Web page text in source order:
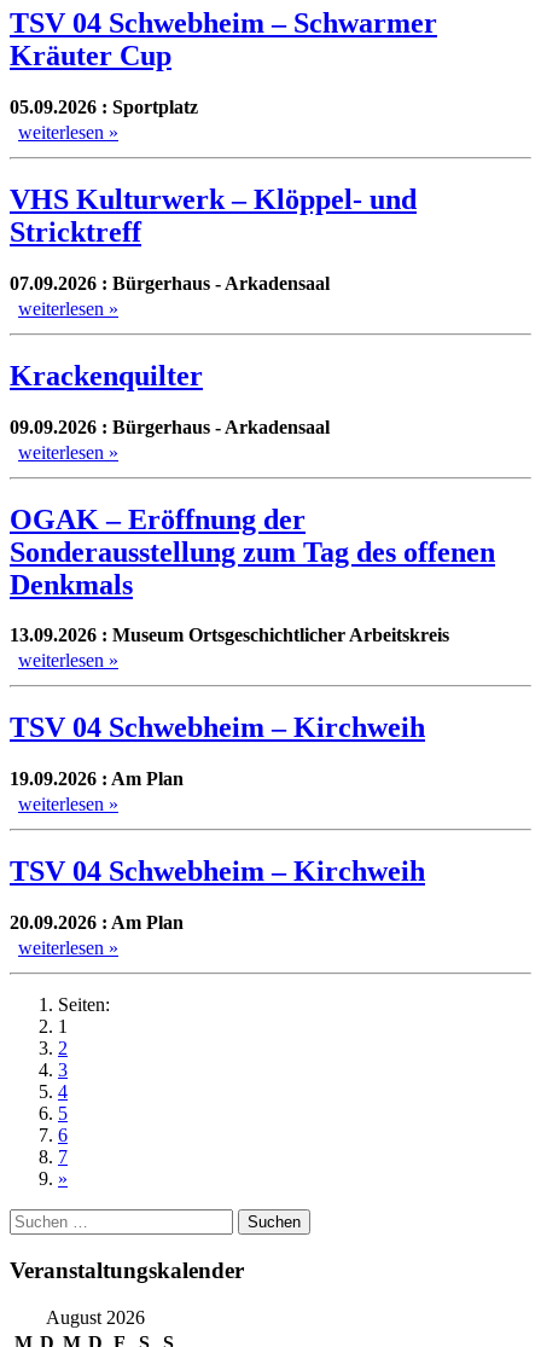
TSV 04 Schwebheim – Schwarmer
Kräuter Cup
05.09.2026 : Sportplatz
weiterlesen »
VHS Kulturwerk – Klöppel- und
Stricktreff
07.09.2026 : Bürgerhaus - Arkadensaal
weiterlesen »
Krackenquilter
09.09.2026 : Bürgerhaus - Arkadensaal
weiterlesen »
OGAK – Eröffnung der
Sonderausstellung zum Tag des offenen
Denkmals
13.09.2026 : Museum Ortsgeschichtlicher Arbeitskreis
weiterlesen »
TSV 04 Schwebheim – Kirchweih
19.09.2026 : Am Plan
weiterlesen »
TSV 04 Schwebheim – Kirchweih
20.09.2026 : Am Plan
weiterlesen »
Seiten:
1
2
3
4
5
6
7
»
Suchen
nach:
Veranstaltungskalender
August 2026
M D M D F S
S